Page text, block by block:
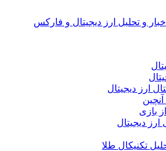
طلا